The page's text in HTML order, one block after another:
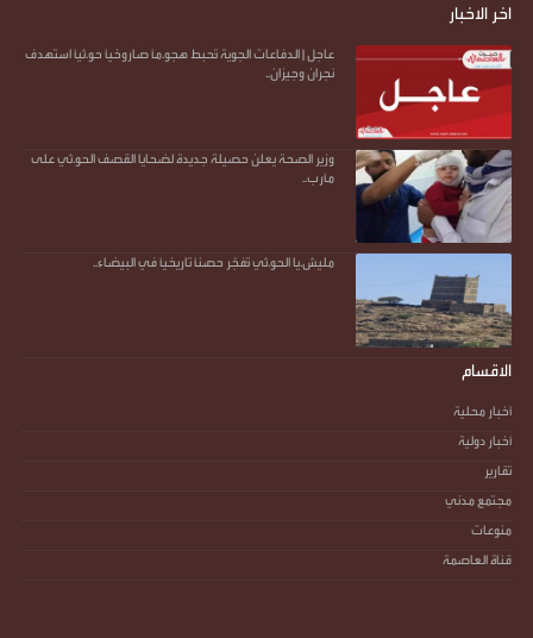
اخر الاخبار
عاجل | الدفاعات الجوية تُحبط هجو.مًا صاروخيًا حو.ثيًا استهدف
نجران وجيزان..
وزير الصحة يعلن حصيلة جديدة لضحايا القصف الحو.ثي على
مأرب..
مليش.يا الحو.ثي تُفجّر حصناً تاريخياً في البيضاء..
الاقسام
أخبار محلية
أخبار دولية
تقارير
مجتمع مدني
منوعات
قناة العاصمة